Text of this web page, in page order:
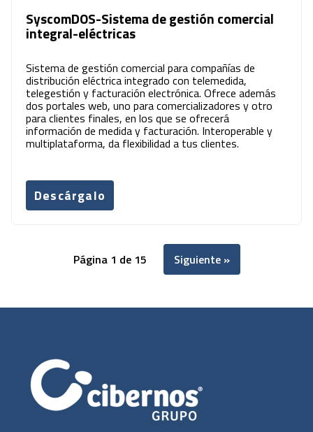
SyscomDOS-Sistema de gestión comercial
integral-eléctricas
Sistema de gestión comercial para compañías de
distribución eléctrica integrado con telemedida,
telegestión y facturación electrónica. Ofrece además
dos portales web, uno para comercializadores y otro
para clientes finales, en los que se ofrecerá
información de medida y facturación. Interoperable y
multiplataforma, da flexibilidad a tus clientes.
Descárgalo
Página 1 de 15 Siguiente »